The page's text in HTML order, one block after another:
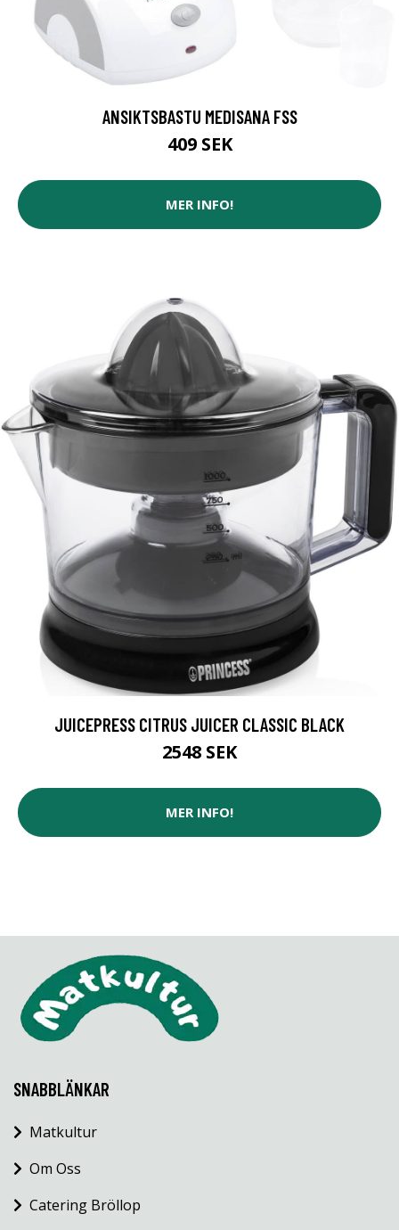
ANSIKTSBASTU MEDISANA FSS
409 SEK
MER INFO!
JUICEPRESS CITRUS JUICER CLASSIC BLACK
2548 SEK
MER INFO!
SNABBLÄNKAR
Matkultur
Om Oss
Catering Bröllop